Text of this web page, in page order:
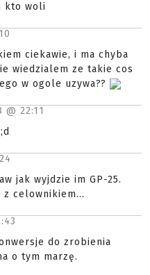
kto woli
ciekawie, i ma chyba
wiedzialem ze takie cos
w ogole uzywa??
@ 22:11
jak wyjdzie im GP-25.
z celownikiem...
do zrobienia
o tym marzę.